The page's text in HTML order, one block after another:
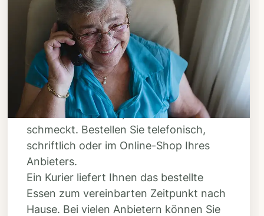
Schritt 3
Bestellen & liefern
lassen
Suchen Sie sich aus dem Speiseplan
Ihres Anbieters aus, was Ihnen
schmeckt. Bestellen Sie telefonisch,
schriftlich oder im Online-Shop Ihres
Anbieters.
Ein Kurier liefert Ihnen das bestellte
Essen zum vereinbarten Zeitpunkt nach
Hause. Bei vielen Anbietern können Sie